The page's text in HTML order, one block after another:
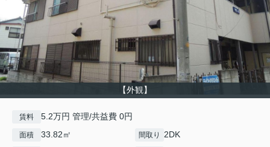
【外観】
賃料 5.2万円 管理/共益費 0円
面積 33.82㎡ 間取り 2DK